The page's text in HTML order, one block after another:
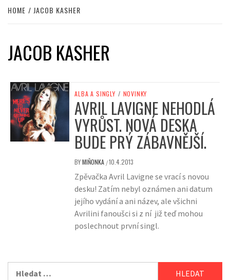
HOME JACOB KASHER
JACOB KASHER
ALBA A SINGLY / NOVINKY
AVRIL LAVIGNE NEHODLÁ
VYRŮST. NOVÁ DESKA
BUDE PRÝ ZÁBAVNĚJŠÍ.
BYMIŇONKA /10.4.2013
Zpěvačka Avril Lavigne se vrací s novou
desku! Zatím nebyl oznámen ani datum
jejího vydání a ani název, ale všichni
Avrilini fanoušci si z ní již teď mohou
poslechnout první singl.